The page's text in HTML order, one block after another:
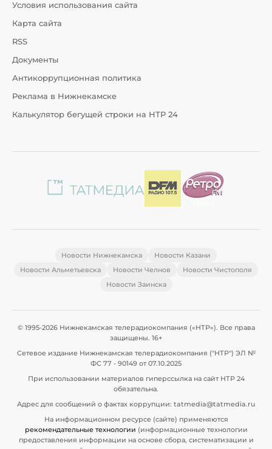
Условия использования сайта
Карта сайта
RSS
Документы
Антикоррупционная политика
Реклама в Нижнекамске
Калькулятор бегущей строки на НТР 24
Новости Нижнекамска
Новости Казани
Новости Альметьевска
Новости Челнов
Новости Чистополя
Новости Заинска
© 1995-2026 Нижнекамская телерадиокомпания («НТР»). Все права
защищены. 16+
Сетевое издание Нижнекамская телерадиокомпания ("НТР") ЭЛ №
ФС 77 - 90149 от 07.10.2025
При использовании материалов гиперссылка на сайт НТР 24
обязательна.
Адрес для сообщений о фактах коррупции: tatmedia@tatmedia.ru
На информационном ресурсе (сайте) применяются
рекомендательные технологии (информационные технологии
предоставления информации на основе сбора, систематизации и